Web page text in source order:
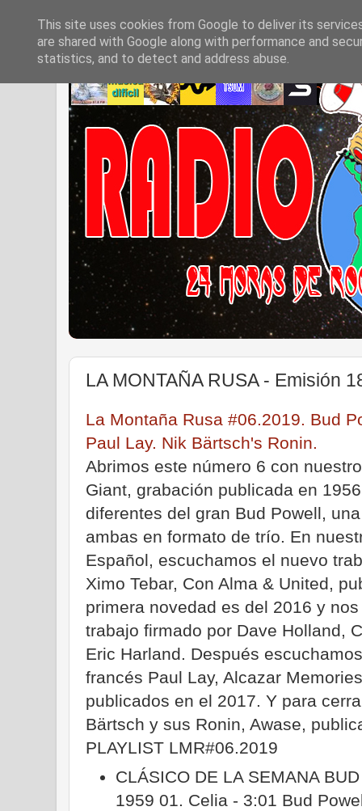
LA MONTAÑA RUSA - Emisión
La Montaña Rusa #06.2019. Bud
Paul Lay. Nik Bärtsch's Ronin.
Abrimos este número 6 con
Giant, grabación publicada en
diferentes del gran Bud Powell,
ambas en formato de trío. En
Español, escuchamos el nuevo
Ximo Tebar, Con Alma & United,
primera novedad es del 2016 y
trabajo firmado por Dave Holland,
Eric Harland. Después
francés Paul Lay, Alcazar
publicados en el 2017. Y para
Bärtsch y sus Ronin, Awase,
PLAYLIST LMR#06.2019
CLÁSICO DE LA SEMANA
1959 01. Celia - 3:01 Bud
This site uses cookies from Google to deliver its
are shared with Google along with performance and
statistics, and to detect and address abuse.